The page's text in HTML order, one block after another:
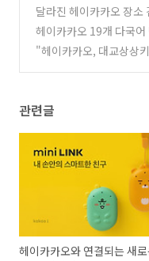
달라진 헤이카카오 장소
(0)
헤이카카오 19개 다국
"헤이카카오, 대교상상
관련글
헤이카카오와 연결되는 새